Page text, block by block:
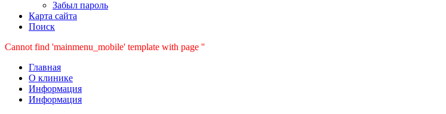
Забыл пароль
Карта сайта
Поиск
Cannot find 'mainmenu_mobile' template with page ''
Главная
О клинике
Информация
Информация